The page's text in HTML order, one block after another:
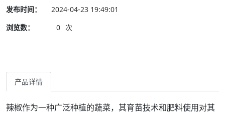
发布时间：
2024-04-23 19:49:01
浏览数：
0 次
产品详情
辣椒作为一种广泛种植的蔬菜，其育苗技术和肥料使用对其